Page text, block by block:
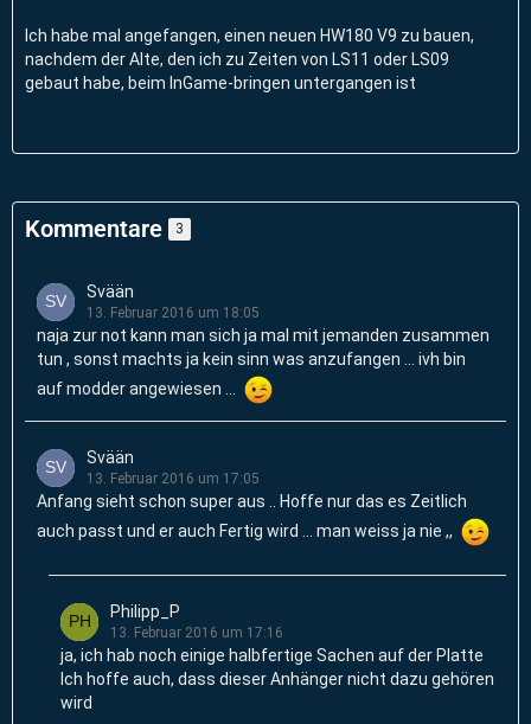
Ich habe mal angefangen, einen neuen HW180 V9 zu bauen,
nachdem der Alte, den ich zu Zeiten von LS11 oder LS09
gebaut habe, beim InGame-bringen untergangen ist
Kommentare 3
Svään
13. Februar 2016 um 18:05
naja zur not kann man sich ja mal mit jemanden zusammen
tun , sonst machts ja kein sinn was anzufangen ... ivh bin
auf modder angewiesen ...
Svään
13. Februar 2016 um 17:05
Anfang sieht schon super aus .. Hoffe nur das es Zeitlich
auch passt und er auch Fertig wird ... man weiss ja nie ,,
Philipp_P
13. Februar 2016 um 17:16
ja, ich hab noch einige halbfertige Sachen auf der Platte
Ich hoffe auch, dass dieser Anhänger nicht dazu gehören
wird